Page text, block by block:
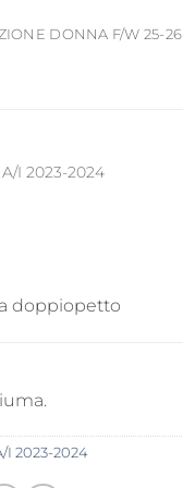
DONNA F/W 25-26
I 2023-2024
doppiopetto
I 2023-2024